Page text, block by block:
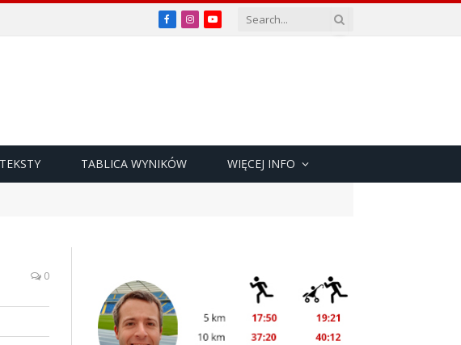
Facebook
InstagramYouTube
TEKSTY TABLICA WYNIKÓW WIĘCEJ INFO
0